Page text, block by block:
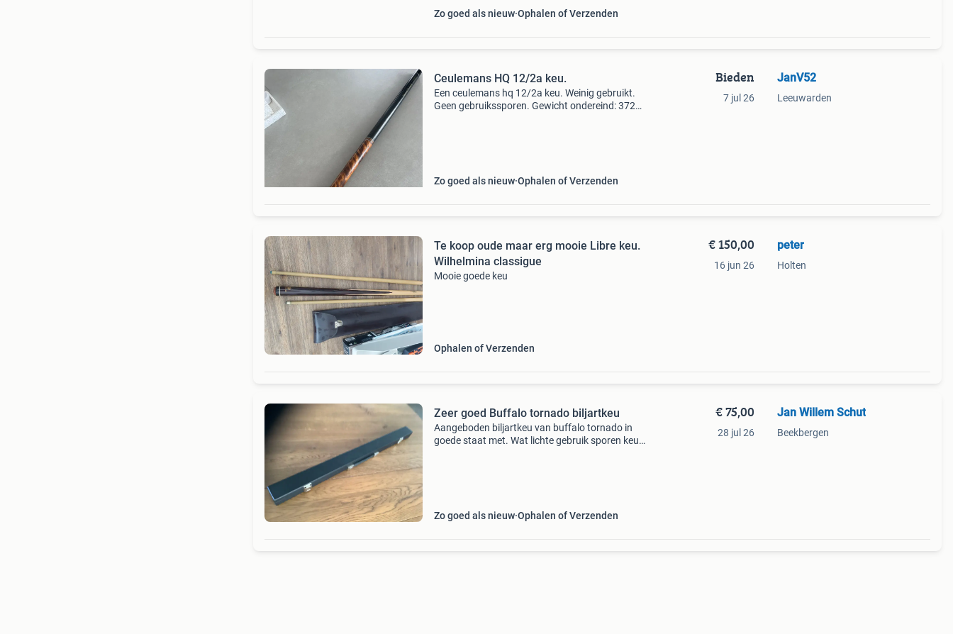
Zo goed als nieuw Ophalen of Verzenden
Ceulemans HQ 12/2a keu.
Een ceulemans hq 12/2a keu. Weinig gebruikt.
Geen gebruikssporen. Gewicht ondereind: 372
Zo goed als nieuw Ophalen of Verzenden
Bieden
7 jul 26
JanV52
Leeuwarden
Te koop oude maar erg mooie Libre keu.
Wilhelmina classigue
Mooie goede keu
Ophalen of Verzenden
€ 150,00
16 jun 26
peter
Holten
Zeer goed Buffalo tornado biljartkeu
Aangeboden biljartkeu van buffalo tornado in
goede staat met. Wat lichte gebruik sporen keu
Zo goed als nieuw Ophalen of Verzenden
€ 75,00
28 jul 26
Jan Willem Schut
Beekbergen